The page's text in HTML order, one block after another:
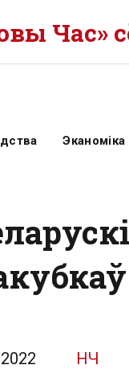
Час»
Эканоміка
НЧ